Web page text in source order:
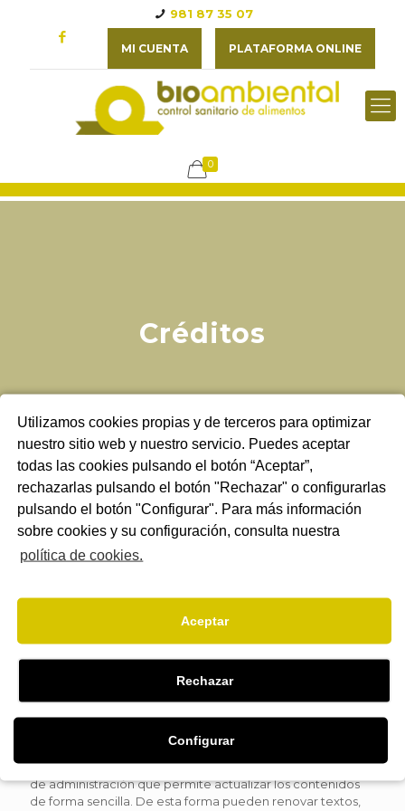
Utilizamos cookies propias y de terceros para optimizar
nuestro sitio web y nuestro servicio. Puedes aceptar
todas las cookies pulsando el botón “Aceptar”,
rechazarlas pulsando el botón "Rechazar" o configurarlas
pulsando el botón "Configurar". Para más información
sobre cookies y su configuración, consulta nuestra
política de cookies.
Aceptar
Rechazar
Configurar
981 87 35 07
PLATAFORMA ONLINE
MI CUENTA
0
Créditos
881 990 674
Invbit diseño y desarrollo web
online y plataforma educativa. En Invbit hicimos tanto el
adaptándonos a las necesidades que desde Bioambiental
nos fueron planteando. La plataforma dispone de un panel
de administración que permite actualizar los contenidos
de forma sencilla. De esta forma pueden renovar textos,